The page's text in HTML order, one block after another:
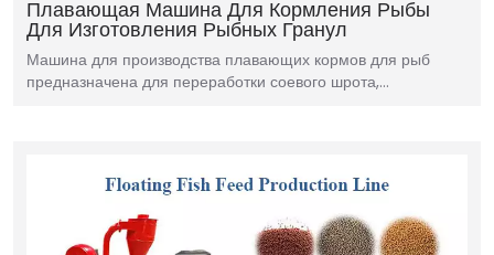
Плавающая Машина Для Кормления Рыбы
Для Изготовления Рыбных Гранул
Машина для производства плавающих кормов для рыб
предназначена для переработки соевого шрота,…